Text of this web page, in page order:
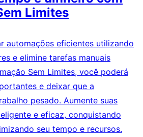
Limites
automações eficientes utilizando
e elimine tarefas manuais
Sem Limites, você poderá
e deixar que a
pesado. Aumente suas
e eficaz, conquistando
seu tempo e recursos.